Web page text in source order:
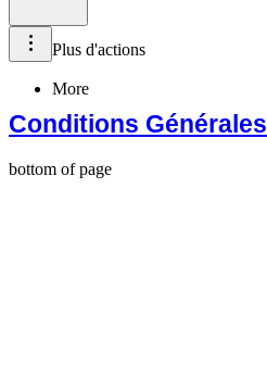
Plus d'actions
More
Conditions Générales
bottom of page